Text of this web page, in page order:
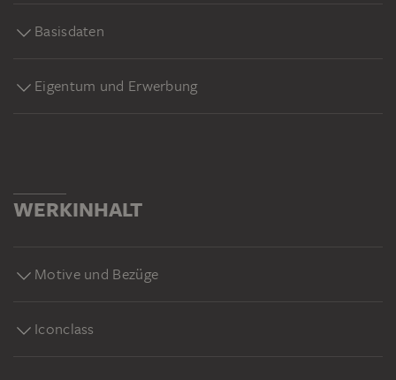
Basisdaten
Eigentum und Erwerbung
WERKINHALT
Motive und Bezüge
Iconclass